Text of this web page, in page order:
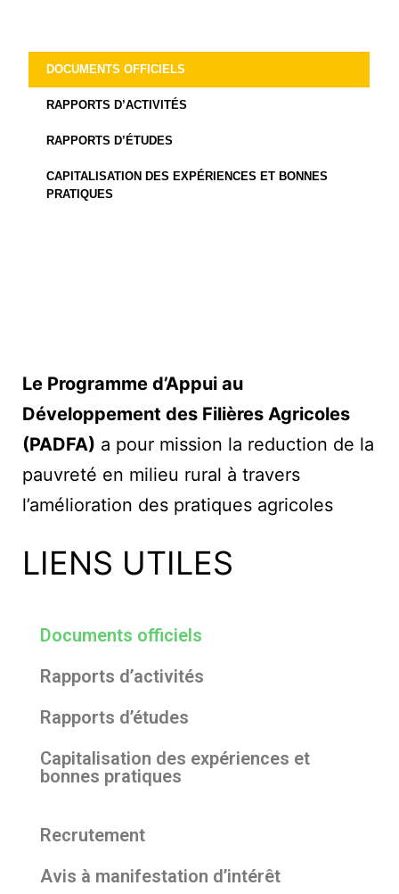
DOCUMENTS OFFICIELS
RAPPORTS D’ACTIVITÉS
RAPPORTS D’ÉTUDES
CAPITALISATION DES EXPÉRIENCES ET BONNES
PRATIQUES
Le Programme d’Appui au
Développement des Filières Agricoles
(PADFA) a pour mission la reduction de la
pauvreté en milieu rural à travers
l’amélioration des pratiques agricoles
LIENS UTILES
Documents officiels
Rapports d’activités
Rapports d’études
Capitalisation des expériences et
bonnes pratiques
Recrutement
Avis à manifestation d’intérêt